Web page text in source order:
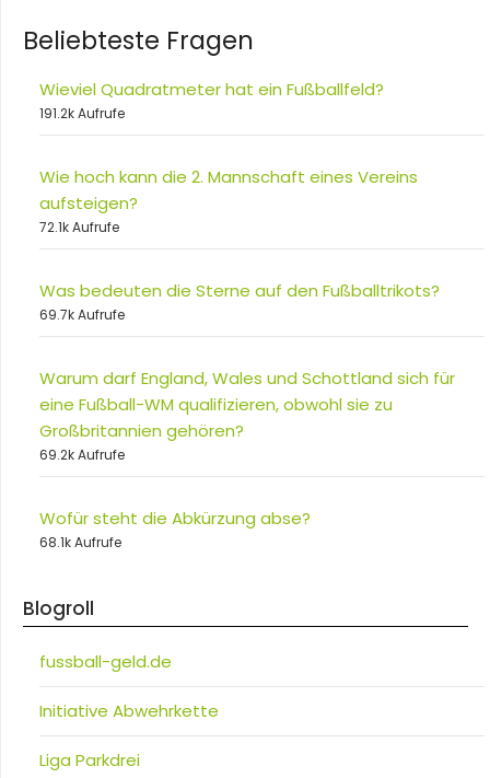
Beliebteste Fragen
Wieviel Quadratmeter hat ein Fußballfeld?
191.2k Aufrufe
Wie hoch kann die 2. Mannschaft eines Vereins
aufsteigen?
72.1k Aufrufe
Was bedeuten die Sterne auf den Fußballtrikots?
69.7k Aufrufe
Warum darf England, Wales und Schottland sich für
eine Fußball-WM qualifizieren, obwohl sie zu
Großbritannien gehören?
69.2k Aufrufe
Wofür steht die Abkürzung abse?
68.1k Aufrufe
Blogroll
fussball-geld.de
Initiative Abwehrkette
Liga Parkdrei